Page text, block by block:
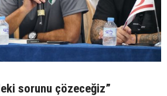
sorunu çözeceğiz”